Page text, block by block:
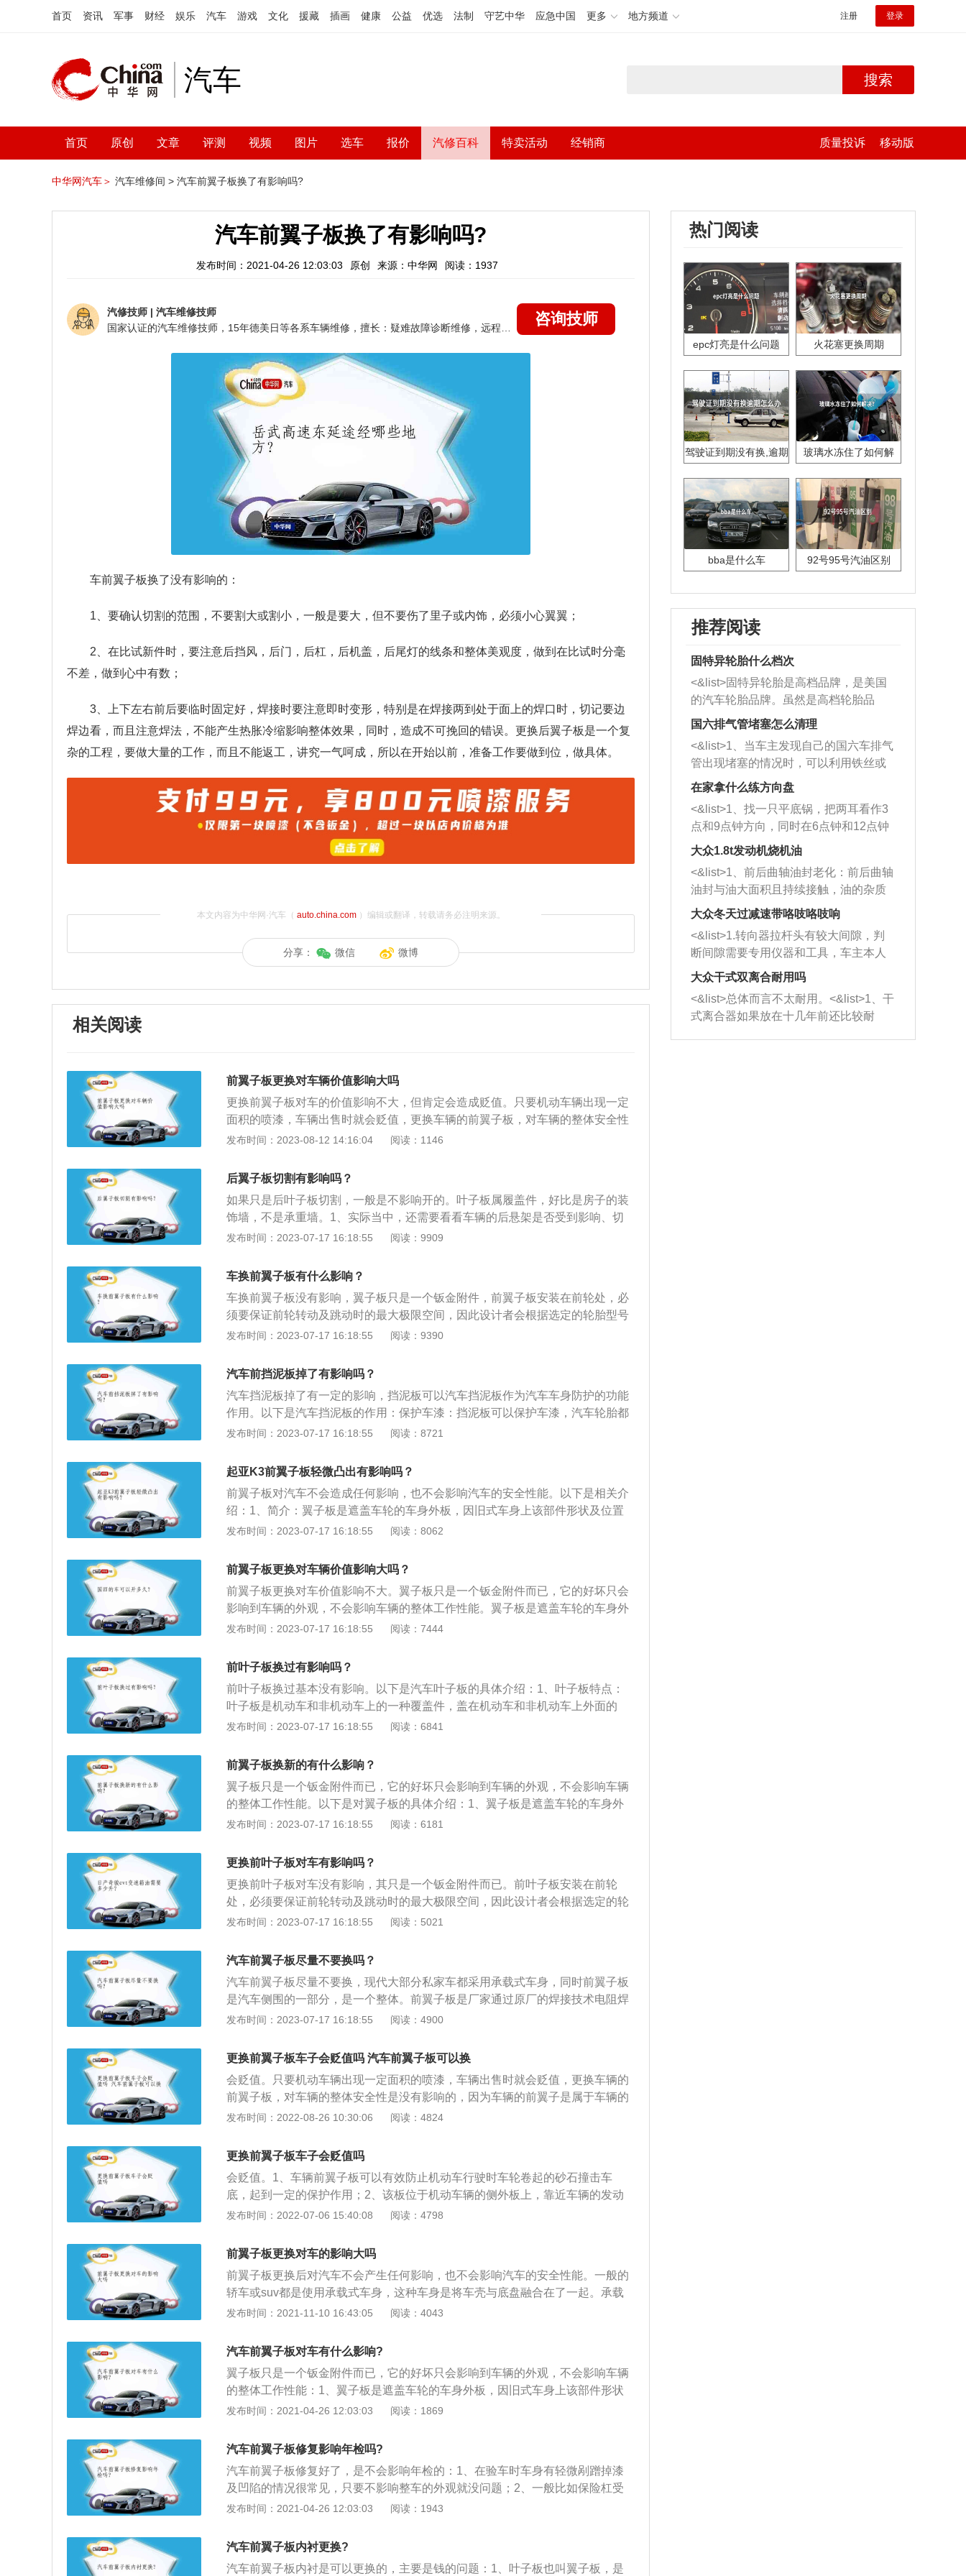
首页 资讯 军事 财经 娱乐 汽车 游戏 文化 援藏 插画 健康 公益 优选 法制 守艺中华 应急中国 更多 地方频道 注册 登录
汽车 搜索
首页 原创 文章 评测 视频 图片 选车 报价 汽修百科 特卖活动 经销商 质量投诉 移动版
中华网汽车＞ 汽车维修间 > 汽车前翼子板换了有影响吗?
汽车前翼子板换了有影响吗?
发布时间：2021-04-26 12:03:03 原创 来源：中华网 阅读：1937
汽修技师 | 汽车维修技师
咨询技师
车前翼子板换了没有影响的：
1、要确认切割的范围，不要割大或割小，一般是要大，但不要伤了里子或内饰，必须小心翼翼；
2、在比试新件时，要注意后挡风，后门，后杠，后机盖，后尾灯的线条和整体美观度，做到在比试时分毫
不差，做到心中有数；
3、上下左右前后要临时固定好，焊接时要注意即时变形，特别是在焊接两到处于面上的焊口时，切记要边
焊边看，而且注意焊法，不能产生热胀冷缩影响整体效果，同时，造成不可挽回的错误。更换后翼子板是一个复
杂的工程，要做大量的工作，而且不能返工，讲究一气呵成，所以在开始以前，准备工作要做到位，做具体。
本文内容为中华网·汽车（ auto.china.com）编辑或翻译，转载请务必注明来源。
分享： 微信 微博
相关阅读
前翼子板更换对车辆价值影响大吗
更换前翼子板对车的价值影响不大，但肯定会造成贬值。只要机动车辆出现一定
面积的喷漆，车辆出售时就会贬值，更换车辆的前翼子板，对车辆的整体安全性
是没有影响的，因为车辆的前翼子只是一个钣金配件，属于车辆的覆盖件，不属
能。车辆前翼子板也叫叶子板，可以有效的阻止机动车辆行驶的时候，由车轮卷
起来的泥沙和砂石磕碰车辆的底部，是起到一定的保护作用。一字板的部位是在
机动车辆的侧面外板，紧邻着车辆的发动机，是属于机动车辆的邻接构件。更换
前叶子板，实际上并不算大修理。汽车大修主要是分3种，一种是大修理发动
机，另一种是大修变速箱，也有一种是汽车底盘悬挂系统。无论是哪一种大修
换前叶子板并不算大修理，但也是不可以否定汽车贬值的客观事实。
发布时间：2023-08-12 14:16:04 阅读：1146
后翼子板切割有影响吗？
如果只是后叶子板切割，一般是不影响开的。叶子板属履盖件，好比是房子的装
饰墙，不是承重墙。1、实际当中，还需要看看车辆的后悬架是否受到影响、切
割是否需要动大梁、轮胎是否变形等等。如果都没事，是不影响开的。不过车辆
复后强度会下降很多，并且回来卖二手车会贬值很多。2、附叶子板介绍：叶子
板（Fender）也称翼子板，按照安装位置又分为前叶子板和后叶子板。是指机动
车和非机动车上的一种覆盖件。而覆盖件，顾名思义，盖在机动车和非机动车上
外面的壳。叶子板根据流体力学，减小风阻系数，让车行驶更加平稳。其次，前
叶子板可以使汽车行驶过程中，防止被车轮卷起的砂石、泥浆溅到车厢的底部，
灯，后叶子板灯，散热器框架。
发布时间：2023-07-17 16:18:55 阅读：9909
车换前翼子板有什么影响？
车换前翼子板没有影响，翼子板只是一个钣金附件，前翼子板安装在前轮处，必
须要保证前轮转动及跳动时的最大极限空间，因此设计者会根据选定的轮胎型号
尺寸用来验证翼子板的设计尺寸是否合适。翼子板是遮盖车轮的车身外板，因旧
子板。后翼子板没有车轮转动碰擦的问题，但是出于空气动力学的考虑，略显拱
形弧线并且向外凸出。有些轿车的翼子板已与车身本体成为一个整体，生产时一
气呵成。
发布时间：2023-07-17 16:18:55 阅读：9390
汽车前挡泥板掉了有影响吗？
汽车挡泥板掉了有一定的影响，挡泥板可以汽车挡泥板作为汽车车身防护的功能
作用。以下是汽车挡泥板的作用：保护车漆：挡泥板可以保护车漆，汽车轮胎都
有花纹，因此在行驶的时候马路上的沙子石子等东西都是会从花纹中间的缝隙就
会对车漆造成一个非常大的伤害，所以有个挡泥板还是有必要。保护机械结构：
挡泥板可以保护机械结构，在马路上开车的时候都是会遇见很多各种各样的路
况，在天气不好或者路况不好很多时候都是会将路面泥水给带上来，假如没有挡
泥板泥沙就会进入汽车的机械结构中。
发布时间：2023-07-17 16:18:55 阅读：8721
起亚K3前翼子板轻微凸出有影响吗？
前翼子板对汽车不会造成任何影响，也不会影响汽车的安全性能。以下是相关介
绍：1、简介：翼子板是遮盖车轮的车身外板，因旧式车身上该部件形状及位置
似鸟翼而得名。按照安装位置又分为前翼子板和后翼子板，前翼子板安装在前轮
胎型号尺寸用“车轮跳动图”来验证翼子板的设计尺寸是否合适。2、作用：翼子板
的作用是在汽车行驶过程中，防止被车轮卷起的砂石、泥浆溅到车厢的底部。因
此，要求所使用的材料具有耐气候老化和良好的成型加工性。有些车的前翼子板
用有一定弹性的塑性材料做成。塑性材料具有缓冲性，比较安全。
发布时间：2023-07-17 16:18:55 阅读：8062
前翼子板更换对车辆价值影响大吗？
前翼子板更换对车价值影响不大。翼子板只是一个钣金附件而已，它的好坏只会
影响到车辆的外观，不会影响车辆的整体工作性能。翼子板是遮盖车轮的车身外
板，因旧式车身上该部件形状及位置似鸟翼而得名。以下是翼子板相关内容具体
轮处，必须要保证前轮转动及跳动时的最大极限空间，因此设计者会根据选定的
轮胎型号尺寸用“车轮跳动图”来验证翼子板的设计尺寸是否合适。2、修复：如果
翼子板只是出现了小凹痕或划痕的话最好不要进行更换，因为翼子板上的小凹痕
可以通过钣金或重新喷漆进行修复。
发布时间：2023-07-17 16:18:55 阅读：7444
前叶子板换过有影响吗？
前叶子板换过基本没有影响。以下是汽车叶子板的具体介绍：1、叶子板特点：
叶子板是机动车和非机动车上的一种覆盖件，盖在机动车和非机动车上外面的
壳。符合流体力学，减小风阻系数，让车行驶更加平稳。2、前后叶子板：前叶
有车轮转动碰擦的问题，出于空气动力学的考虑，后叶子板略显拱形弧线并且向
外凸出。3、更换说明：车身的侧围从A柱到后叶子板是一个整体，后叶子板厂家
通过原厂的焊接技术直接焊接上去，汽修厂和保险公司都不建议随便更换。但也
有轿车叶子板独立，尤其是前叶子板，因为前叶子板的碰撞机会比较多，独立装
配易于整件更换。
发布时间：2023-07-17 16:18:55 阅读：6841
前翼子板换新的有什么影响？
翼子板只是一个钣金附件而已，它的好坏只会影响到车辆的外观，不会影响车辆
的整体工作性能。以下是对翼子板的具体介绍：1、翼子板是遮盖车轮的车身外
板，因旧式车身上该部件形状及位置似鸟翼而得名。按照安装位置又分为前翼子
限空间，因此设计者会根据选定的轮胎型号尺寸用“车轮跳动图”来验证翼子板的
设计尺寸是否合适。2、后翼子板没有车轮转动碰擦的问题，但是出于空气动力
学的考虑，后翼子板略显拱形弧线并且向外凸出。有些轿车的翼子板已与车身本
体成为一个整体，生产时一气呵成。但也有轿车的翼子板独立安装，尤其是前翼
子板，因为前翼子板的碰撞机会比较多，独立装配易于整件更换。
发布时间：2023-07-17 16:18:55 阅读：6181
更换前叶子板对车有影响吗？
更换前叶子板对车没有影响，其只是一个钣金附件而已。前叶子板安装在前轮
处，必须要保证前轮转动及跳动时的最大极限空间，因此设计者会根据选定的轮
胎型号尺寸用车轮跳动图来验证叶子板的设计尺寸是否合适。叶子板的好坏只影
发原厂配件。叶子板也称翼子板，按照安装位置又分为前叶子板和后叶子板，是
指机动车和非机动车上的一种覆盖件。
发布时间：2023-07-17 16:18:55 阅读：5021
汽车前翼子板尽量不要换吗？
汽车前翼子板尽量不要换，现代大部分私家车都采用承载式车身，同时前翼子板
是汽车侧围的一部分，是一个整体。前翼子板是厂家通过原厂的焊接技术电阻焊
直接焊接上去的。翼子板是遮盖车轮的车身外板，因旧式车身上该部件形状及位
轮处，必须要保证前轮转动及跳动时的最大极限空间，因此设计者会根据选定的
轮胎型号尺寸用车轮跳动图来验证翼子板的设计尺寸是否合适。翼子板的作用：
在汽车行驶过程中，防止被车轮卷起的砂石、泥浆溅到车厢的底部。因此要求所
使用的材料具有耐气候老化和良好的成型加工性。有些车的前翼子板用有一定弹
性的塑性材料做成，塑性材料具有缓冲性，比较安全。
发布时间：2023-07-17 16:18:55 阅读：4900
更换前翼子板车子会贬值吗 汽车前翼子板可以换
会贬值。只要机动车辆出现一定面积的喷漆，车辆出售时就会贬值，更换车辆的
前翼子板，对车辆的整体安全性是没有影响的，因为车辆的前翼子是属于车辆的
覆盖件，不属于车体结构件。更换前翼子板车子会贬值吗车辆前翼子板可以有效
到一定的保护作用。一字板的部位是在机动车辆的侧面外板，紧邻着车辆的发动
机，是属于机动车辆的邻接构件。更换前叶子板，实际上并不算大修理。汽车大
修主要是分3种，另一种是大修理发动机，另一种是大修变速箱，也有一种是汽
车底盘悬挂系统。无论是哪一种大修理，检修成本费全是非常之高的，乃至还可
以做到汽车购买成本的三分之一。虽然更换前叶子板并不算大修理，但也是不可
的车体外板，因旧时代车的身上该构件形状及部位似鸟翼而得名。按照组装部位
又分成前翼子板和后翼子板，前翼子板组装在前胎处，需要要确保前胎旋转及跳
动时的最大的极限空间，因而设计师会按照选中的轮胎型号规格用“车轮跳动
到损坏的。我觉得翼子板受伤了也沒有什么影响，由于前翼子板是车体覆盖件，
组成的。
发布时间：2022-08-26 10:30:06 阅读：4824
更换前翼子板车子会贬值吗
会贬值。1、车辆前翼子板可以有效防止机动车行驶时车轮卷起的砂石撞击车
底，起到一定的保护作用；2、该板位于机动车辆的侧外板上，靠近车辆的发动
机，并且是机动车辆的相邻部件。更换前百叶窗实际上不是大修理。汽车大修主
大修理。无论哪种大修理，维修成本都很高，甚至可以达到汽车购置成本的三分
之一。更换前翼子板虽然不是大修理，但汽车贬值也是不可否认的客观事实。它
像鸟翼一样以这个部件在旧车上的形状和位置命名。按装配位置分为前翼子板和
后翼子板。在前轮胎处装配前翼子板时，有必要确保前轮胎旋转和跳动之间的最
大极限空。由于前翼子板是车身覆盖件，所以修复后自然不会影响汽车的安全系
发布时间：2022-07-06 15:40:08 阅读：4798
前翼子板更换对车的影响大吗
前翼子板更换后对汽车不会产生任何影响，也不会影响汽车的安全性能。一般的
轿车或suv都是使用承载式车身，这种车身是将车壳与底盘融合在了一起。承载
式车身的舒适性要比非承载式车身更好。车身分为车身框架和车身覆盖件，覆盖
身框架。车身覆盖件都是可以单独拆卸更换的，并且更换后不会对车产生任何影
响。在出现碰撞事故时，车身框架起到吸收能量并且保护车内成员的作用，大部
分车身覆盖件起不到吸收能量保护成员的作用。在侧面出现碰撞时，车门和b柱
会吸收一部分能量。在车门内，有一些加强梁，这些加强梁就是用来吸收碰撞能
量的。如果车友们要更换车门，建议更换原厂车门，副厂生产的车门加强梁强度
发布时间：2021-11-10 16:43:05 阅读：4043
汽车前翼子板对车有什么影响?
翼子板只是一个钣金附件而已，它的好坏只会影响到车辆的外观，不会影响车辆
的整体工作性能：1、翼子板是遮盖车轮的车身外板，因旧式车身上该部件形状
及位置似鸟翼而得名。按照安装位置又分为前翼子板和后翼子板，前翼子板安装
据选定的轮胎型号尺寸用“车轮跳动图”来验证翼子板的设计尺寸是否合适；3、后
翼子板没有车轮转动碰擦的问题，但是出于空气动力学的考虑，后翼子板略显拱
形弧线并且向外凸出；4、有些轿车的翼子板已与车身本体成为一个整体，生产
时一气呵成。但也有轿车的翼子板是独立的，尤其是前翼子板，因为前翼子板的
碰撞机会比较多，独立装配易于整件更换。
发布时间：2021-04-26 12:03:03 阅读：1869
汽车前翼子板修复影响年检吗?
汽车前翼子板修复好了，是不会影响年检的：1、在验车时车身有轻微剐蹭掉漆
及凹陷的情况很常见，只要不影响整车的外观就没问题；2、一般比如保险杠受
损开裂或脱落，车辆前后大灯破碎，后视镜破碎或脱落，车身主要部位受损及凹
过的；3、其他无碍。
发布时间：2021-04-26 12:03:03 阅读：1943
汽车前翼子板内衬更换?
汽车前翼子板内衬是可以更换的，主要是钱的问题：1、叶子板也叫翼子板，是
热门阅读
epc灯亮是什么问题 火花塞更换周期
驾驶证到期没有换,逾期
玻璃水冻住了如何解
bba是什么车 92号95号汽油区别
推荐阅读
固特异轮胎什么档次
<&list>固特异轮胎是高档品牌，是美国
的汽车轮胎品牌。虽然是高档轮胎品
牌，但是中高低端的轮胎都有生产，这
也是为了更好的开拓市场。
国六排气管堵塞怎么清理
<&list>1、当车主发现自己的国六车排气
管出现堵塞的情况时，可以利用铁丝或
者是细棍，直接将杂物给取出来，如果
堵塞情况比较严重，也可以采取应急措
施。 <&list>2、直接利用木棍将所有的
杂物推到排气管里面的位置处，然后将
三元催化器拆解开，就可以将堵塞的东
西取出来。但如果是因为积碳过多引起
的堵塞，就需要将三元催化器泡在草酸
洗剂对堵塞的情况得到解决，将清洗剂
放在燃油箱中，与燃油混合后，车辆启
动时，就可以和汽油一起进入到燃烧
室，最后形成废气排出，就可以让三元
催化器得到清洗，排气管堵塞的情况就
能够得到解决。
在家拿什么练方向盘
<&list>1、找一只平底锅，把两耳看作3
点和9点钟方向，同时在6点钟和12点钟
方向做一个标记。 <&list>2、双手握住
一圈半的练习，往右同样也要打相同的
圈数。 <&list>3、最后强调要反复练
习，这样就可以形成肌肉记忆，在真实
驾驶车辆时，不需要记忆也能打好方
向。
大众1.8t发动机烧机油
<&list>1、前后曲轴油封老化：前后曲轴
油封与油大面积且持续接触，油的杂质
和发动机内持续温度变化使其密封效果
逐渐减弱，导致渗油或漏油。<&list>2、
活塞间隙过大：积碳会使活塞环与缸体
的间隙扩大，导致机油流入燃烧室中，
造成烧机油。<&list>3、机油粘度。使用
机油粘度过小的话，同样会有烧机油现
象，机油粘度过小具有很好的流动性，
大众冬天过减速带咯吱咯吱响
<&list>1.转向器拉杆头有较大间隙，判
断间隙需要专用仪器和工具，车主本人
无法制作，需要将车辆送到修理厂或4s
店；<&list>2.车辆半轴套管防尘罩破
裂，破裂后会出现漏油现象，使半轴磨
损严重，磨损的半轴容易损坏，产生异
响；<&list>3.稳定器的转向胶套和球头
大众干式双离合耐用吗
<&list>总体而言不太耐用。<&list>1、干
式离合器如果放在十几年前还比较耐